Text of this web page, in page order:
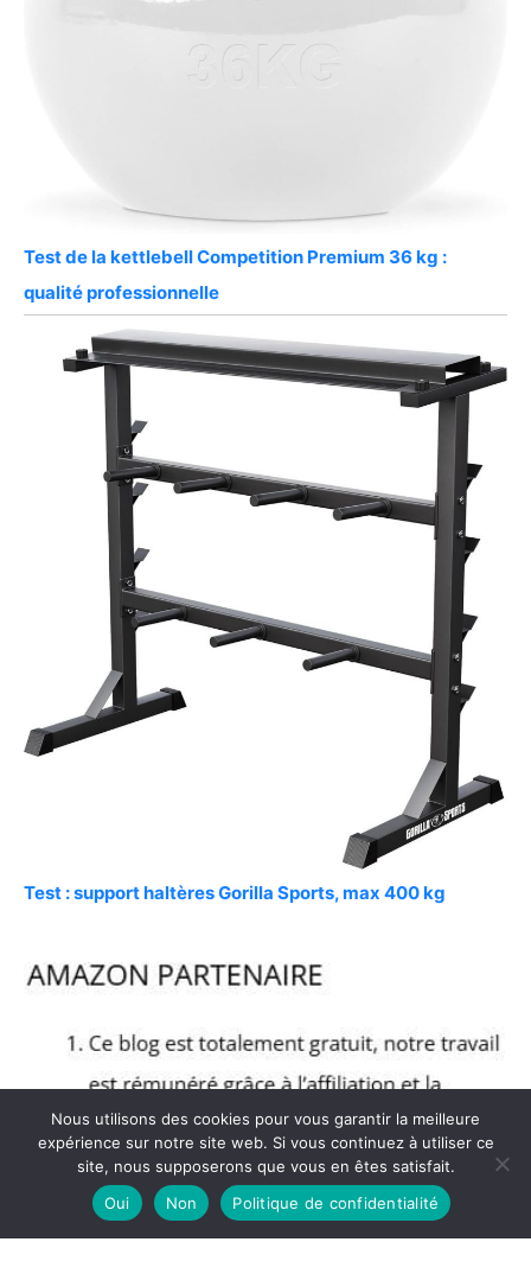
Test de la kettlebell Competition Premium 36 kg :
qualité professionnelle
Test : support haltères Gorilla Sports, max 400 kg
Nous utilisons des cookies pour vous garantir la meilleure
expérience sur notre site web. Si vous continuez à utiliser ce
site, nous supposerons que vous en êtes satisfait.
Oui
Non Politique de confidentialité